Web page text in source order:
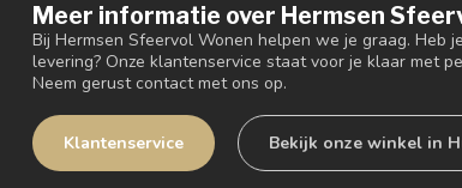
Meer informatie over Hermsen
Bij Hermsen Sfeervol Wonen helpen we je graag. Heb
levering? Onze klantenservice staat voor je klaar met
Neem gerust contact met ons op.
Klantenservice Bekijk onze winkel in